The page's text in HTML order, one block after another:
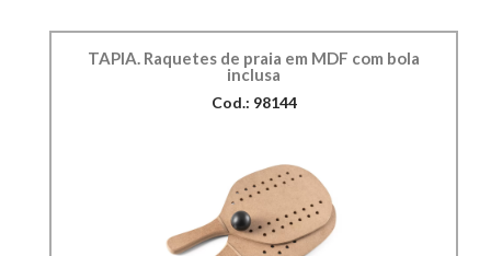
TAPIA. Raquetes de praia em MDF com bola
inclusa
Cod.: 98144